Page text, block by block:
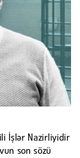
İşlər Nazirliyidir
son sözü